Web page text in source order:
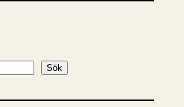
Sök